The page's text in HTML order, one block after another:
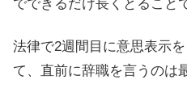
でできるだけ長くとること
法律で2週間目に意思表示
て、直前に辞職を言うのは